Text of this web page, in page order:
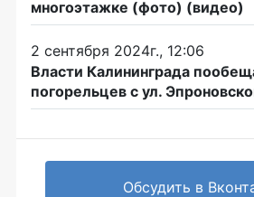
многоэтажке (фото) (видео)
2 сентября 2024г., 12:06
Власти Калининграда
погорельцев с ул.
Обсудить в